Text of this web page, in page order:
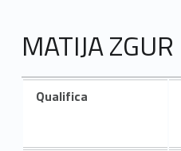
MATIJA ZGUR
Qualifica